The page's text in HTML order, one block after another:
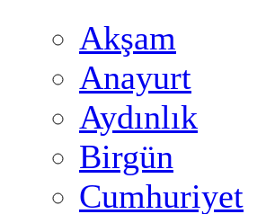
Akşam
Anayurt
Aydınlık
Birgün
Cumhuriyet